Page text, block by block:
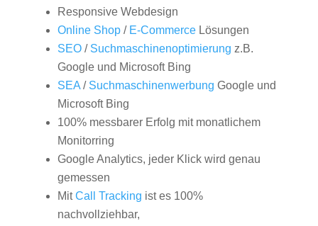
Responsive Webdesign
Online Shop/ E-CommerceLösungen
SEO/ Suchmaschinenoptimierung z.B.
Google und Microsoft Bing
SEA/ Suchmaschinenwerbung Google und
Microsoft Bing
100% messbarer Erfolg mit monatlichem
Monitorring
Google Analytics, jeder Klick wird genau
gemessen
MitCall Tracking ist es 100%
nachvollziehbar,